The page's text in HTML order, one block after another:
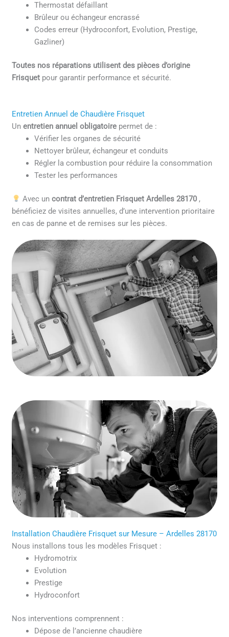
Thermostat défaillant
Brûleur ou échangeur encrassé
Codes erreur (Hydroconfort, Evolution, Prestige,
Gazliner)
Toutes nos réparations utilisent des pièces d’origine
Frisquet pour garantir performance et sécurité.
Entretien Annuel de Chaudière Frisquet
Unentretien annuel obligatoire permet de :
Vérifier les organes de sécurité
Nettoyer brûleur, échangeur et conduits
Régler la combustion pour réduire la consommation
Tester les performances
Avec un contrat d’entretien Frisquet Ardelles 28170 ,
bénéficiez de visites annuelles, d’une intervention prioritaire
en cas de panne et de remises sur les pièces.
Installation Chaudière Frisquet sur Mesure – Ardelles 28170
Nous installons tous les modèles Frisquet :
Hydromotrix
Evolution
Prestige
Hydroconfort
Nos interventions comprennent :
Dépose de l’ancienne chaudière